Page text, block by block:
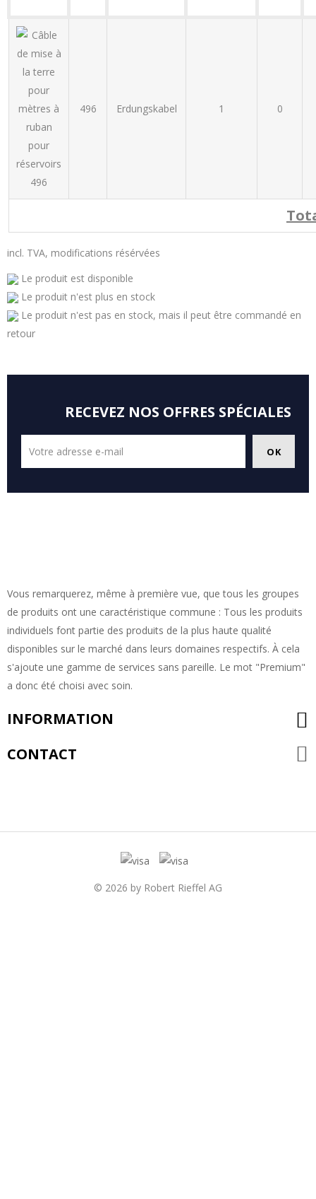
496 Erdungskabel 1 0
incl. TVA, modifications résérvées
Le produit est disponible
Le produit n'est plus en stock
Le produit n'est pas en stock, mais il peut être commandé en
retour
RECEVEZ NOS OFFRES SPÉCIALES
Vous remarquerez, même à première vue, que tous les groupes
de produits ont une caractéristique commune : Tous les produits
individuels font partie des produits de la plus haute qualité
disponibles sur le marché dans leurs domaines respectifs. À cela
s'ajoute une gamme de services sans pareille. Le mot "Premium"
a donc été choisi avec soin.
INFORMATION
CONTACT
© 2026 by Robert Rieffel AG